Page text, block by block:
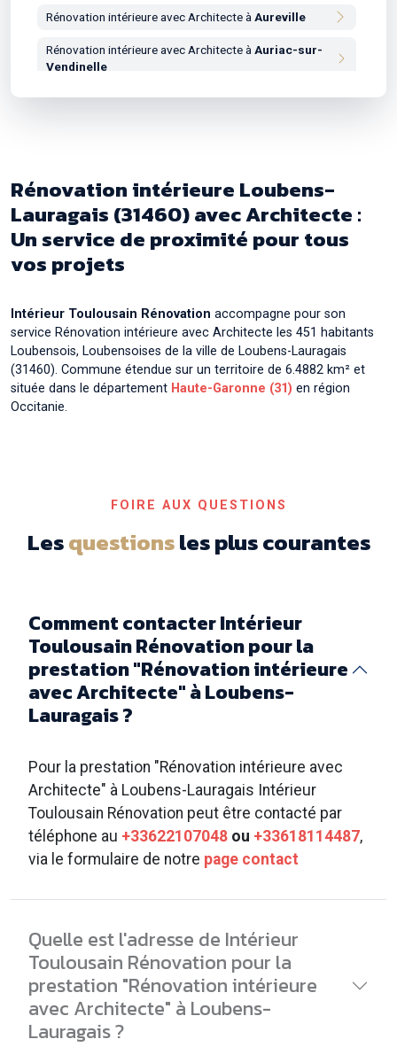
Rénovation intérieure avec Architecte à Aureville
Rénovation intérieure avec Architecte à Auriac-sur-
Vendinelle
Rénovation intérieure avec Architecte àAuribail
Rénovation intérieure avec Architecte àAuterive
Rénovation intérieure avec Architecte à
Auzeville-
Tolosane
Rénovation intérieure avec Architecte à
Rénovation intérieure avec Architecte à
Ayguesvives
Rénovation intérieure Loubens-
Lauragais (31460) avec Architecte :
Un service de proximité pour tous
vos projets
Intérieur Toulousain Rénovation accompagne pour son
service Rénovation intérieure avec Architecte les 451 habitants
Loubensois, Loubensoises de la ville de Loubens-Lauragais
(31460). Commune étendue sur un territoire de 6.4882 km² et
située dans le département Haute-Garonne (31) en région
Occitanie.
FOIRE AUX QUESTIONS
Lesquestionsles plus courantes
Comment contacter Intérieur
Toulousain Rénovation pour la
prestation "Rénovation intérieure
avec Architecte" à Loubens-
Lauragais ?
Pour la prestation "Rénovation intérieure avec
Architecte" à Loubens-Lauragais Intérieur
Toulousain Rénovation peut être contacté par
téléphone au +33622107048 ou +33618114487,
via le formulaire de notre page contact
Quelle est l'adresse de Intérieur
Toulousain Rénovation pour la
prestation "Rénovation intérieure
avec Architecte" à Loubens-
Lauragais ?